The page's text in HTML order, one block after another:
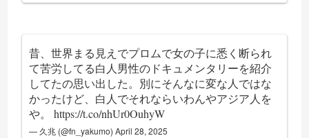
昔、世界まる見えでプロムで女の子に悉く断られ
て苦労してる白人男性のドキュメンタリーを紹介
してたの思い出した。別にそんなに変な人ではな
かったけど、白人でそれならいわんやアジア人を
や。https://t.co/nhUr0OuhyW
— 久兆 (@fn_yakumo)April 28, 2025